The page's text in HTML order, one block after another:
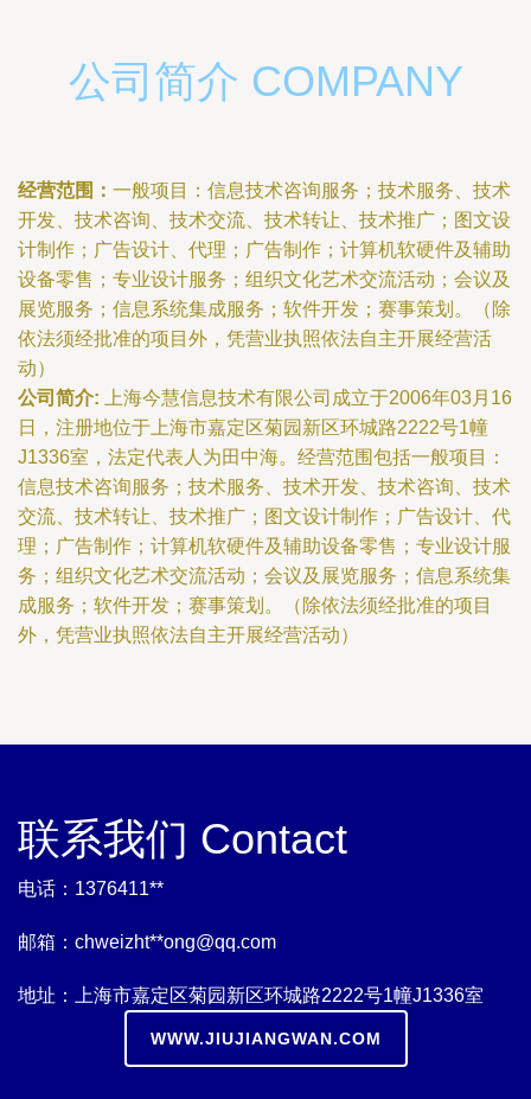
公司简介 COMPANY
经营范围： 一般项目：信息技术咨询服务；技术服务、技术
开发、技术咨询、技术交流、技术转让、技术推广；图文设
计制作；广告设计、代理；广告制作；计算机软硬件及辅助
设备零售；专业设计服务；组织文化艺术交流活动；会议及
展览服务；信息系统集成服务；软件开发；赛事策划。（除
依法须经批准的项目外，凭营业执照依法自主开展经营活
动）
公司简介: 上海今慧信息技术有限公司成立于2006年03月16
日，注册地位于上海市嘉定区菊园新区环城路2222号1幢
J1336室，法定代表人为田中海。经营范围包括一般项目：
信息技术咨询服务；技术服务、技术开发、技术咨询、技术
交流、技术转让、技术推广；图文设计制作；广告设计、代
理；广告制作；计算机软硬件及辅助设备零售；专业设计服
务；组织文化艺术交流活动；会议及展览服务；信息系统集
成服务；软件开发；赛事策划。（除依法须经批准的项目
外，凭营业执照依法自主开展经营活动）
联系我们 Contact
电话：1376411**
邮箱：chweizht**ong@qq.com
地址：上海市嘉定区菊园新区环城路2222号1幢J1336室
WWW.JIUJIANGWAN.COM